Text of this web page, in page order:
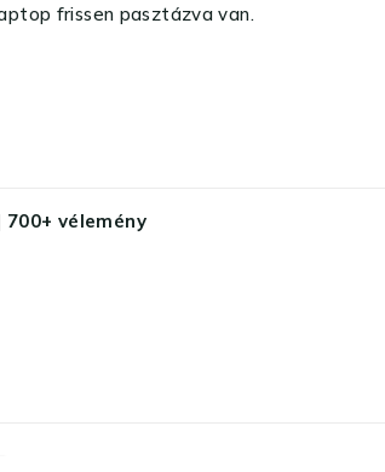
frissen pasztázva van.
700+ vélemény